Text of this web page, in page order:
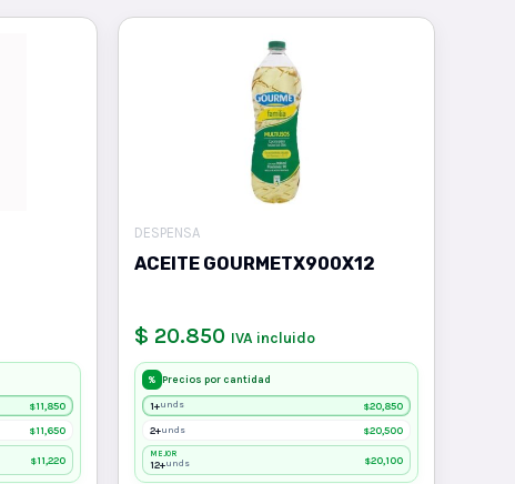
$11,850
$11,650
$11,220
DESPENSA
ACEITE GOURMETX900X12
$ 20.850 IVA incluido
% Precios por cantidad
1+unds $20,850
2+unds $20,500
MEJOR
12+unds $20,100